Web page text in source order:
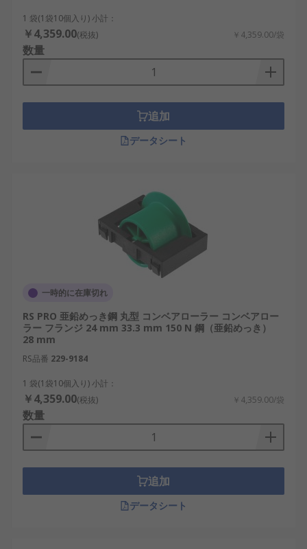
1 袋(1袋10個入り) 小計：
￥4,359.00(税抜) ￥4,359.00/袋
数量
追加
データシート
一時的に在庫切れ
RS PRO 亜鉛めっき鋼 丸型 コンベアローラー コンベアロー
ラー フランジ 24 mm 33.3 mm 150 N 鋼（亜鉛めっき）
28 mm
RS品番 229-9184
1 袋(1袋10個入り) 小計：
￥4,359.00(税抜) ￥4,359.00/袋
数量
追加
データシート